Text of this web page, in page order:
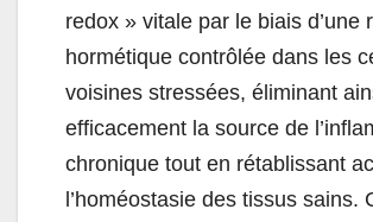
redox » vitale par le biais d’une
hormétique contrôlée dans les
voisines stressées, éliminant
efficacement la source de
chronique tout en rétablissant
l’homéostasie des tissus sains.